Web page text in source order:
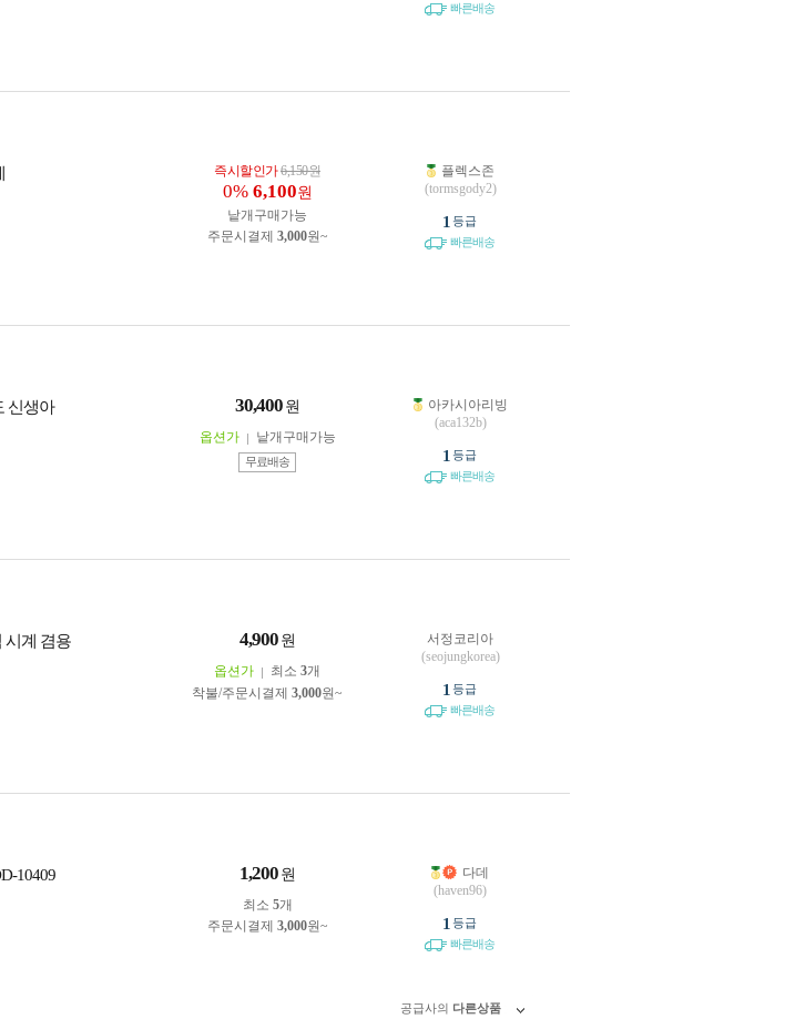
빠른배송
즉시할인가6,150원
0% 6,100원
낱개구매가능
주문시결제 3,000원~
플렉스존
(tormsgody2)
1 등급
빠른배송
신생아 30,400 원
옵션가 낱개구매가능
무료배송
아카시아리빙
(aca132b)
1 등급
빠른배송
시계 겸용 4,900 원
옵션가 최소 3개
착불/주문시결제 3,000원~
서정코리아
(seojungkorea)
1 등급
빠른배송
10409 1,200 원
최소 5개
주문시결제 3,000원~
다데
(haven96)
1 등급
빠른배송
공급사의 다른상품